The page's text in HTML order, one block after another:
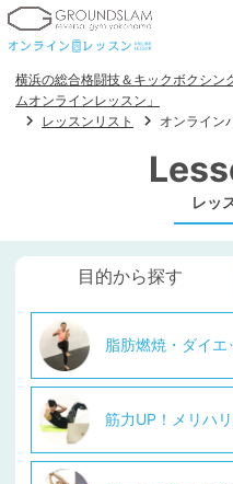
横浜の総合格闘技＆キックボクシン
ムオンラインレッスン」
レッスンリスト
オンライン
レッ
目的から探す
脂肪燃焼・ダイエ
筋力UP！メリハ